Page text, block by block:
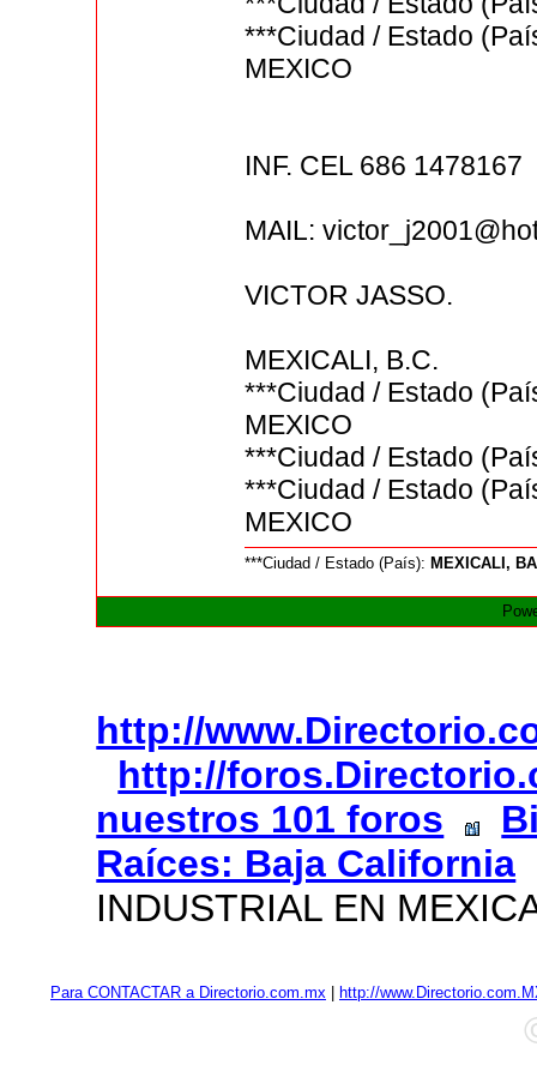
***Ciudad / Estado
MEXICO
INF. CEL 686 1478167
MAIL:
VICTOR JASSO.
MEXICALI, B.C.
***Ciudad / Estado
MEXICO
***Ciudad / Estado
***Ciudad / Estado
MEXICO
***Ciudad / Estado (País): MEXICALI,
http://
http://
nuestros 101 foros
Raíces: Baja California
INDUSTRIAL EN
Para CONTACTAR a Directorio.com.mx http://